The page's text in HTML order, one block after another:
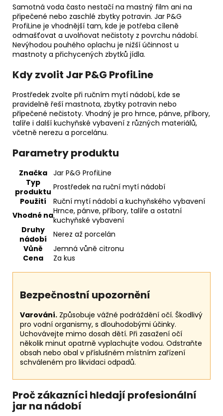
Samotná voda často nestačí na mastný film ani na
připečené nebo zaschlé zbytky potravin. Jar P&G
ProfiLine je vhodnější tam, kde je potřeba cíleně
odmašťovat a uvolňovat nečistoty z povrchu nádobí.
Nevýhodou pouhého oplachu je nižší účinnost u
mastnoty a přichycených zbytků jídla.
Kdy zvolit Jar P&G ProfiLine
Prostředek zvolte při ručním mytí nádobí, kde se
pravidelně řeší mastnota, zbytky potravin nebo
připečené nečistoty. Vhodný je pro hrnce, pánve, příbory,
talíře i další kuchyňské vybavení z různých materiálů,
včetně nerezu a porcelánu.
Parametry produktu
Značka
Jar P&G ProfiLine
Typ
produktu Prostředek na ruční mytí nádobí
Použití
Ruční mytí nádobí a kuchyňského vybavení
Vhodné naHrnce, pánve, příbory, talíře a ostatní
kuchyňské vybavení
Druhy
nádobí
Nerez až porcelán
Vůně
Jemná vůně citronu
Cena
Za kus
Bezpečnostní upozornění
Varování. Způsobuje vážné podráždění očí. Škodlivý
pro vodní organismy, s dlouhodobými účinky.
Uchovávejte mimo dosah dětí. Při zasažení očí
několik minut opatrně vyplachujte vodou. Odstraňte
obsah nebo obal v příslušném místním zařízení
schváleném pro likvidaci odpadů.
Proč zákazníci hledají profesionální
jar na nádobí